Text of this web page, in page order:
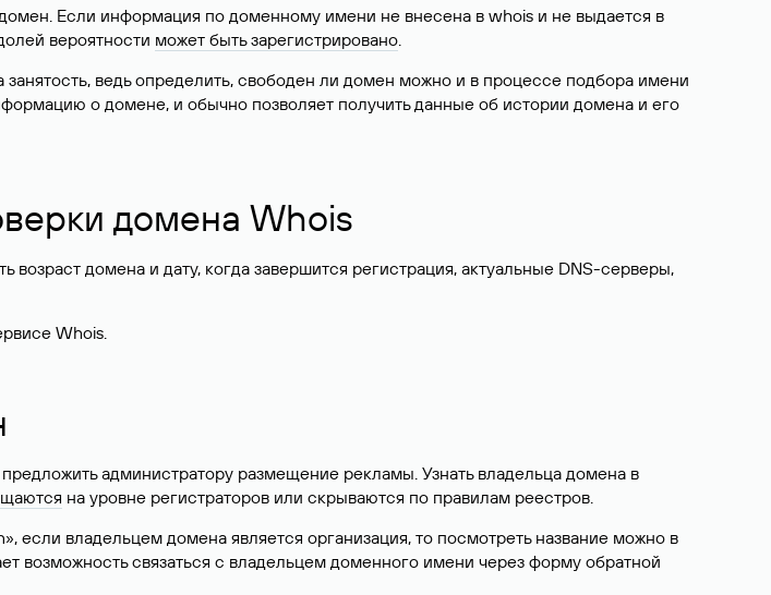
Если информация по доменному имени не внесена в whois и не выдается в
вероятности может быть зарегистрировано.
ведь определить, свободен ли домен можно и в процессе подбора имени
о домене, и обычно позволяет получить данные об истории домена и его
домена Whois
домена и дату, когда завершится регистрация, актуальные DNS-серверы,
Whois.
администратору размещение рекламы. Узнать владельца домена в
на уровне регистраторов или скрываются по правилам реестров.
если владельцем домена является организация, то посмотреть название можно в
возможность связаться с владельцем доменного имени через форму обратной